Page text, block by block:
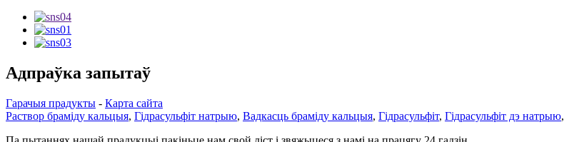
Адпраўка запытаў
Гарачыя прадукты - Карта сайта
Раствор браміду кальцыя, Гідрасульфіт натрыю, Вадкасць браміду кальцыя, Гідрасульфіт, Гідрасульфіт дэ натрыю,